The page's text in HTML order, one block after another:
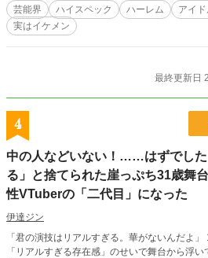
芸能界 ハイスペック ハーレム アイ
実はイケメン
最終更新日
4
中の人などいない！……はずでした
る」と捨てられた崖っぷち31歳舞
性VTuberの「二代目」になった
伊達ジン
「君の演技はリアルすぎる。華がないんだよ
「リアルすぎる存在感」のせいで舞台から浮